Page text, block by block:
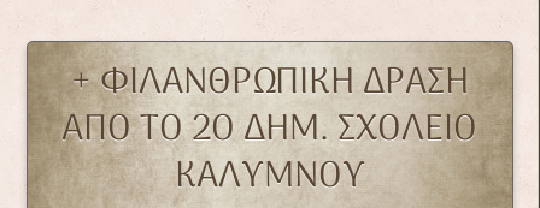
+ ΦΙΛΑΝΘΡΩΠΙΚΗ ΔΡΑΣΗ
ΑΠΟ ΤΟ 2O ΔΗΜ. ΣΧΟΛΕΙΟ
ΚΑΛΥΜΝΟΥ